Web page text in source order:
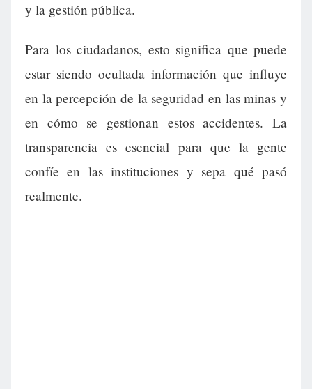
y la gestión pública.
Para los ciudadanos, esto significa que puede
estar siendo ocultada información que influye
en la percepción de la seguridad en las minas y
en cómo se gestionan estos accidentes. La
transparencia es esencial para que la gente
confíe en las instituciones y sepa qué pasó
realmente.